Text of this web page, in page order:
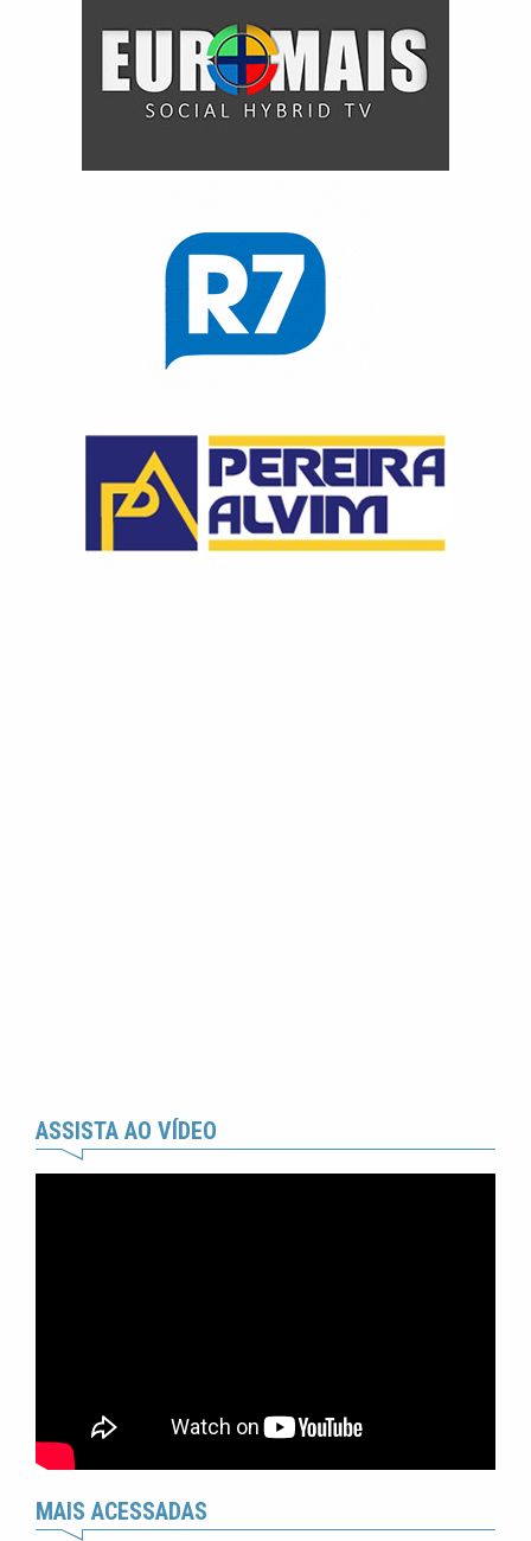
ASSISTA AO VÍDEO
MAIS ACESSADAS